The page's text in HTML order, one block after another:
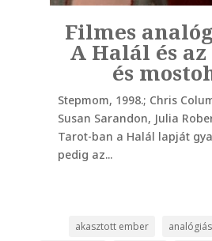
Filmes
A Halál és az
és
Stepmom, 1998.; Chris
Susan Sarandon, Julia
Tarot-ban a Halál lapját
pedig az...
akasztott ember